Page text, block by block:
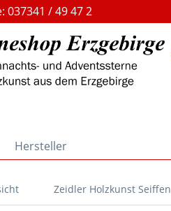
037341 / 49 47 2
Hersteller
Zeidler Holzkunst Seiffen